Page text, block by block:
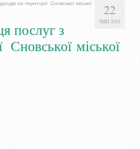
22
ЛИП 2021
на території Сновської міської
послуг з
Сновської міської